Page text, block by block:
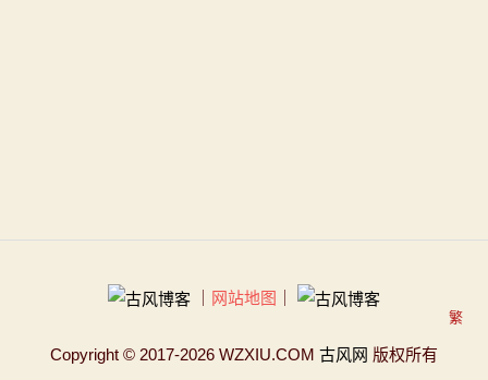
网站地图
Copyright © 2017-2026 WZXIU.COM 古风网 版权所有
繁